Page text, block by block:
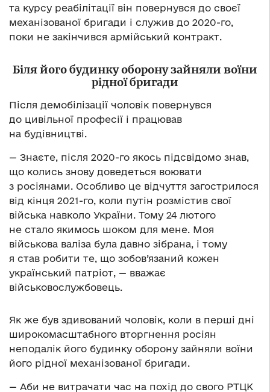
та курсу реабілітації він повернувся до своєї
механізованої бригади і служив до 2020-го,
поки не закінчився армійський контракт.
Біля його будинку оборону зайняли воїни
рідної бригади
Після демобілізації чоловік повернувся
до цивільної професії і працював
на будівництві.
— Знаєте, після 2020-го якось підсвідомо знав,
що колись знову доведеться воювати
з росіянами. Особливо це відчуття загострилося
від кінця 2021-го, коли путін розмістив свої
війська навколо України. Тому 24 лютого
не стало якимось шоком для мене. Моя
військова валіза була давно зібрана, і тому
я став робити те, що зобов’язаний кожен
український патріот, — вважає
військовослужбовець.
Як же був здивований чоловік, коли в перші дні
широкомасштабного вторгнення росіян
неподалік його будинку оборону зайняли воїни
його рідної механізованої бригади.
— Аби не витрачати час на похід до свого РТЦК